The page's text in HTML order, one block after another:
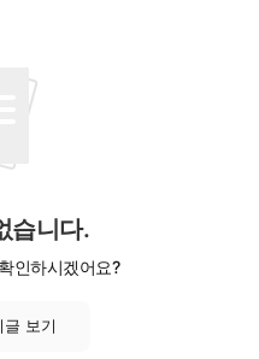
습니다.
인하시겠어요?
보기